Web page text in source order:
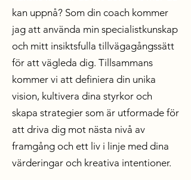
kan uppnå? Som din coach kommer
jag att använda min specialistkunskap
och mitt insiktsfulla tillvägagångssätt
för att vägleda dig. Tillsammans
kommer vi att definiera din unika
vision, kultivera dina styrkor och
skapa strategier som är utformade för
att driva dig mot nästa nivå av
framgång och ett liv i linje med dina
värderingar och kreativa intentioner.